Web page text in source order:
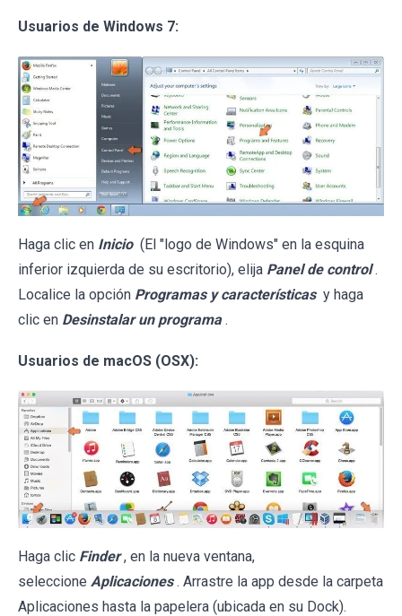
Usuarios de Windows 7:
Haga clic en Inicio (El "logo de Windows" en la esquina
inferior izquierda de su escritorio), elija Panel de control .
Localice la opción Programas y características y haga
clic en Desinstalar un programa .
Usuarios de macOS (OSX):
Haga clic Finder , en la nueva ventana,
seleccione Aplicaciones . Arrastre la app desde la carpeta
Aplicaciones hasta la papelera (ubicada en su Dock).